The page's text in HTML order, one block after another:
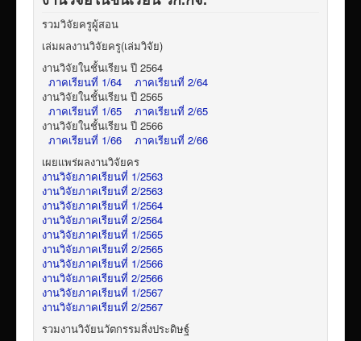
รวมวิจัยครูผู้สอน
เล่มผลงานวิจัยครู(เล่มวิจัย)
งานวิจัยในชั้นเรียน ปี 2564
ภาคเรียนที่ 1/64
ภาคเรียนที่ 2/64
งานวิจัยในชั้นเรียน ปี 2565
ภาคเรียนที่ 1/65
ภาคเรียนที่ 2/65
งานวิจัยในชั้นเรียน ปี 2566
ภาคเรียนที่ 1/66
ภาคเรียนที่ 2/66
เผยแพร่ผลงานวิจัยคร
งานวิจัยภาคเรียนที่ 1/2563
งานวิจัยภาคเรียนที่ 2/2563
งานวิจัยภาคเรียนที่ 1/2564
งานวิจัยภาคเรียนที่ 2/2564
งานวิจัยภาคเรียนที่ 1/2565
งานวิจัยภาคเรียนที่ 2/2565
งานวิจัยภาคเรียนที่ 1/2566
งานวิจัยภาคเรียนที่ 2/2566
งานวิจัยภาคเรียนที่ 1/2567
งานวิจัยภาคเรียนที่ 2/2567
รวมงานวิจัยนวัตกรรมสิ่งประดิษฐ์